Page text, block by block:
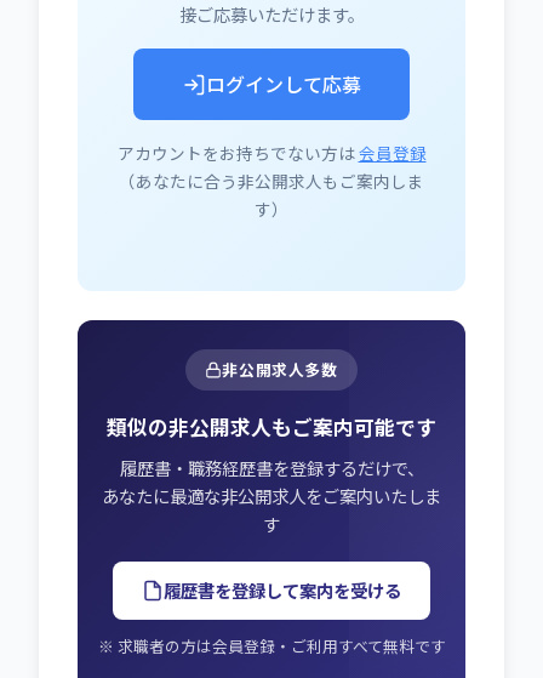
接ご応募いただけます。
ログインして応募
アカウントをお持ちでない方は会員登録
（あなたに合う非公開求人もご案内しま
す）
非公開求人多数
類似の非公開求人もご案内可能です
履歴書・職務経歴書を登録するだけで、
あなたに最適な非公開求人をご案内いたしま
す
履歴書を登録して案内を受ける
※ 求職者の方は会員登録・ご利用すべて無料です